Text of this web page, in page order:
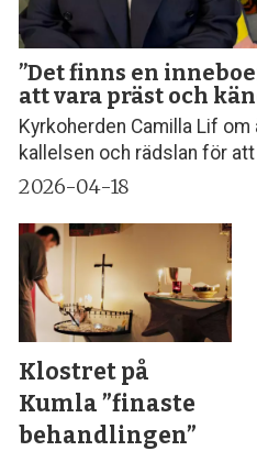
”Det finns en
att vara präst och
Kyrkoherden Camilla Lif
kallelsen och rädslan för
2026-04-18
Klostret på
Kumla ”finaste
behandlingen”